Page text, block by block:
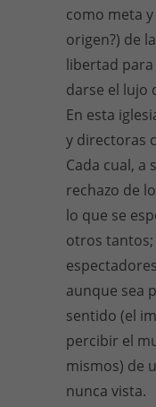
como meta
origen?) de
libertad
darse el lujo
En esta
y directoras
Cada cual, a
rechazo de
lo que se
otros
aunque sea
sentido (el
percibir el
mismos) de
nunca vista.